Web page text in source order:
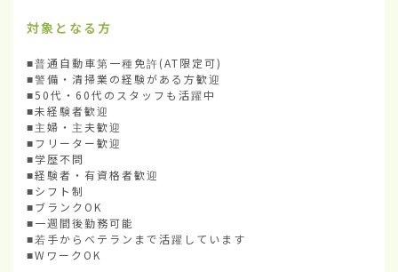
対象となる方
■普通自動車第一種免許(AT限定可)
■警備・清掃業の経験がある方歓迎
■50代・60代のスタッフも活躍中
■未経験者歓迎
■主婦・主夫歓迎
■フリーター歓迎
■学歴不問
■経験者・有資格者歓迎
■シフト制
■ブランクOK
■一週間後勤務可能
■若手からベテランまで活躍しています
■WワークOK